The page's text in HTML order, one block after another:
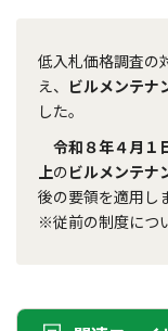
低入札価格調査の
え、 ビルメンテナ
した。
令和８年４月１
上のビルメンテナ
後の要領を適用し
※従前の制度につ